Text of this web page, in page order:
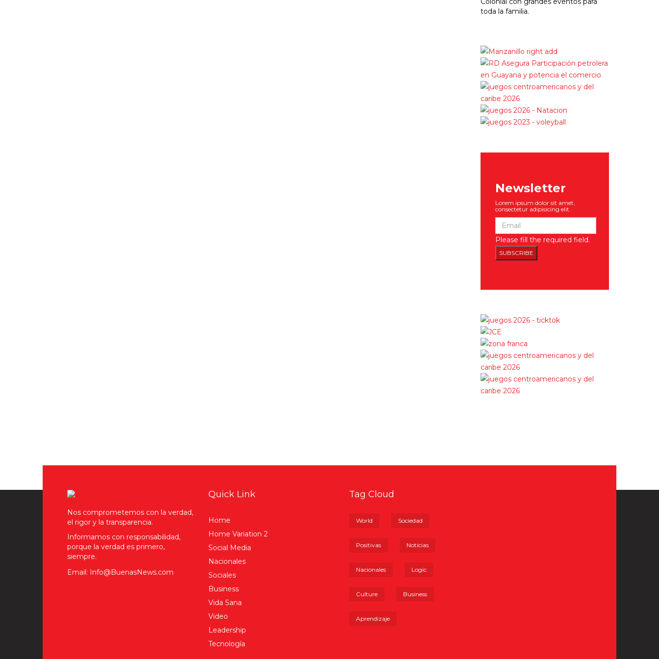
toda la familia.
Newsletter
Lorem ipsum dolor sit amet,
consectetur adipisicing elit.
Please fill the required field.
SUBSCRIBE
Nos comprometemos con la verdad,
el rigor y la transparencia.
Informamos con responsabilidad,
porque la verdad es primero,
siempre.
Email: Info@BuenasNews.com
Quick Link
Home
Home Variation 2
Social Media
Nacionales
Sociales
Business
Vida Sana
Video
Leadership
Tecnología
Tag Cloud
World Sociedad
Positivas Noticias
Nacionales Logic
Culture Business
Aprendizaje